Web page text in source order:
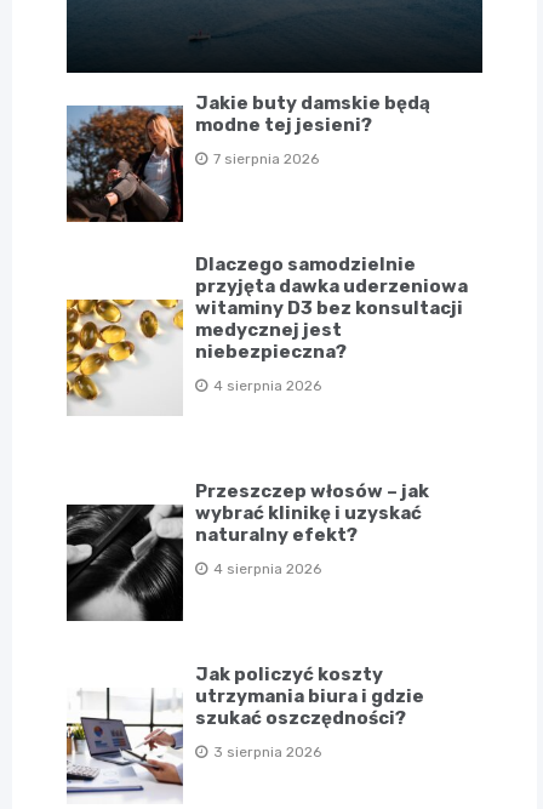
Jakie buty damskie będą
modne tej jesieni?
7 sierpnia 2026
Dlaczego samodzielnie
przyjęta dawka uderzeniowa
witaminy D3 bez konsultacji
medycznej jest
niebezpieczna?
4 sierpnia 2026
Przeszczep włosów – jak
wybrać klinikę i uzyskać
naturalny efekt?
4 sierpnia 2026
Jak policzyć koszty
utrzymania biura i gdzie
szukać oszczędności?
3 sierpnia 2026